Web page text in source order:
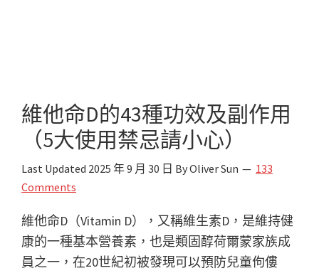
維他命D的43種功效及副作用
（5大使用禁忌請小心）
Last Updated 2025 年 9 月 30 日 ByOliver Sun
133
Comments
維他命D（Vitamin D），又稱維生素D，是維持健
康的一種基本營養素，也是類固醇荷爾蒙家族成
員之一，在20世紀初被發現可以預防兒童佝僂